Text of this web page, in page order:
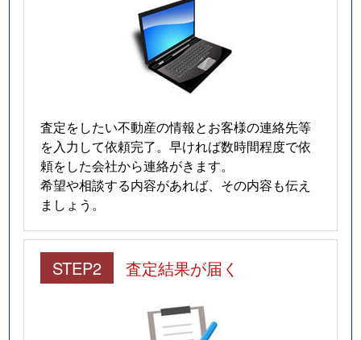
査定をしたい不動産の情報とお客様の連絡先等
を入力して依頼完了。早ければ数時間程度で依
頼をした会社から連絡がきます。
希望や相談する内容があれば、その内容も伝え
ましょう。
STEP2 査定結果が届く